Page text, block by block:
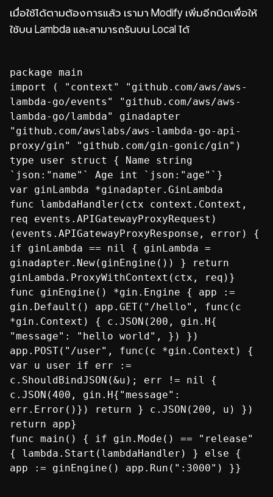
เมื่อใช้ได้ตามต้องการแล้ว เรามา Modify เพิ่มอีกนิดเพื่อให้
ใช้บน Lambda และสามารถรันบน Local ได้
package main
import ( "context" "github.com/aws/aws-
lambda-go/events" "github.com/aws/aws-
lambda-go/lambda" ginadapter
"github.com/awslabs/aws-lambda-go-api-
proxy/gin" "github.com/gin-gonic/gin")
type user struct { Name string
`json:"name"` Age int `json:"age"`}
var ginLambda *ginadapter.GinLambda
func lambdaHandler(ctx context.Context,
req events.APIGatewayProxyRequest)
(events.APIGatewayProxyResponse, error) {
if ginLambda == nil { ginLambda =
ginadapter.New(ginEngine()) } return
ginLambda.ProxyWithContext(ctx, req)}
func ginEngine() *gin.Engine { app :=
gin.Default() app.GET("/hello", func(c
*gin.Context) { c.JSON(200, gin.H{
"message": "hello world", }) })
app.POST("/user", func(c *gin.Context) {
var u user if err :=
c.ShouldBindJSON(&u); err != nil {
c.JSON(400, gin.H{"message":
err.Error()}) return } c.JSON(200, u) })
return app}
func main() { if gin.Mode() == "release"
{ lambda.Start(lambdaHandler) } else {
app := ginEngine() app.Run(":3000") }}